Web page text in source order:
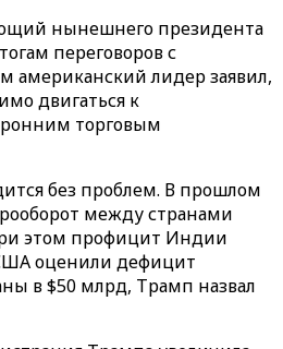
нынешнего президента
переговоров с
лидер заявил,
двигаться к
торговым
без проблем. В прошлом
между странами
этом профицит Индии
оценили дефицит
в $50 млрд, Трамп назвал